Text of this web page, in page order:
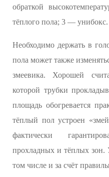
обраткой
тёплого пола; 3 — унибокс.
Необходимо держать в
пола может также
змеевика. Хорошей
которой трубки
площадь обогревается
тёплый пол устроен
фактически
прохладных и тёплых зон.
том числе и за счёт